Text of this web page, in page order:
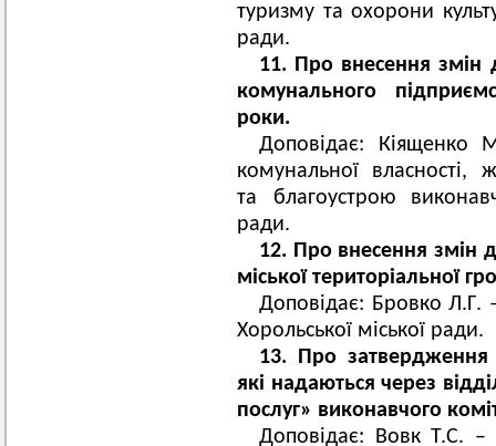
туризму та охорони
ради.
11. Про внесення змін
комунального
роки.
Доповідає: Кіященко
комунальної власності,
та благоустрою
ради.
12. Про внесення змін
міської територіальної
Доповідає: Бровко Л.Г.
Хорольської міської ради.
13. Про затвердження
які надаються через
послуг» виконавчого
Доповідає: Вовк Т.С. –